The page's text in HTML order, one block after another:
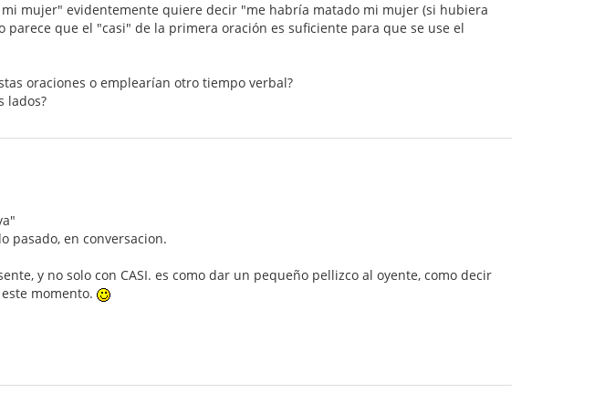
mujer" evidentemente quiere decir "me habría matado mi mujer (si hubiera
que el "casi" de la primera oración es suficiente para que se use el
oraciones o emplearían otro tiempo verbal?
lados?
pasado, en conversacion.
y no solo con CASI. es como dar un pequeño pellizco al oyente, como decir
momento.